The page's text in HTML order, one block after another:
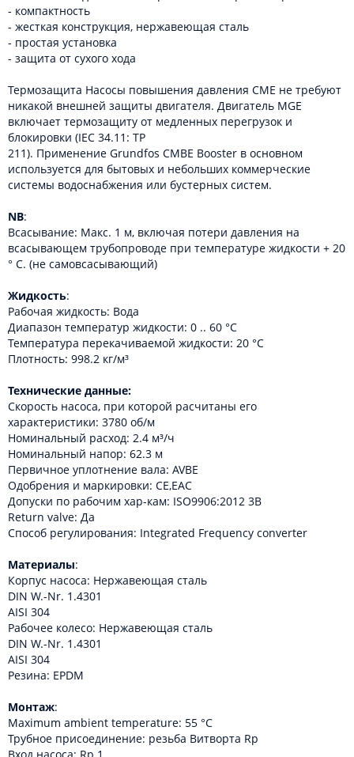
- компактность
- жесткая конструкция, нержавеющая сталь
- простая установка
- защита от сухого хода
Термозащита Насосы повышения давления CME не требуют
никакой внешней защиты двигателя. Двигатель MGE
включает термозащиту от медленных перегрузок и
блокировки (IEC 34.11: TP
211). Применение Grundfos CMBE Booster в основном
используется для бытовых и небольших коммерческие
системы водоснабжения или бустерных систем.
NB:
Всасывание: Макс. 1 м, включая потери давления на
всасывающем трубопроводе при температуре жидкости + 20
° C. (не самовсасывающий)
Жидкость:
Рабочая жидкость: Вода
Диапазон температур жидкости: 0 .. 60 °C
Температура перекачиваемой жидкости: 20 °C
Плотность: 998.2 кг/м³
Технические данные:
Скорость насоса, при которой расчитаны его
характеристики: 3780 об/м
Номинальный расход: 2.4 м³/ч
Номинальный напор: 62.3 м
Первичное уплотнение вала: AVBE
Одобрения и маркировки: CE,EAC
Допуски по рабочим хар-кам: ISO9906:2012 3B
Return valve: Да
Способ регулирования: Integrated Frequency converter
Материалы:
Корпус насоса: Нержавеющая сталь
DIN W.-Nr. 1.4301
AISI 304
Рабочее колесо: Нержавеющая сталь
DIN W.-Nr. 1.4301
AISI 304
Резина: EPDM
Монтаж:
Maximum ambient temperature: 55 °C
Трубное присоединение: резьба Витворта Rp